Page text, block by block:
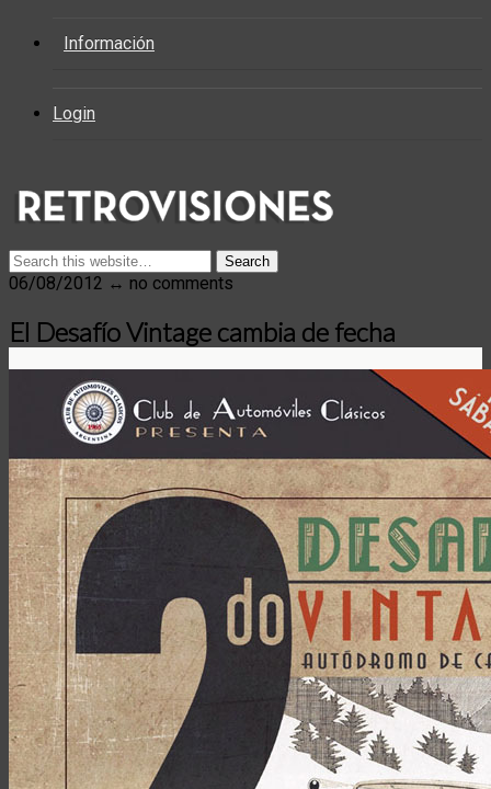
Información
Login
06/08/2012 ↔ no comments
El Desafío Vintage cambia de fecha